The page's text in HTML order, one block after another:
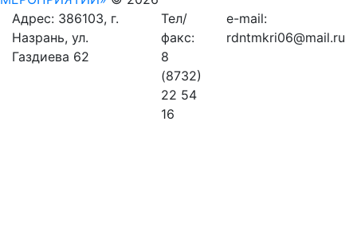
Адрес: 386103, г.
Назрань, ул.
Газдиева 62
Тел/
факс:
8
(8732)
22 54
16
e-mail:
rdntmkri06@mail.ru